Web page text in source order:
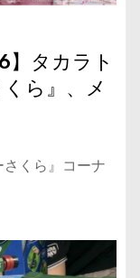
】タカラト
ら』、メ
くら』コーナ